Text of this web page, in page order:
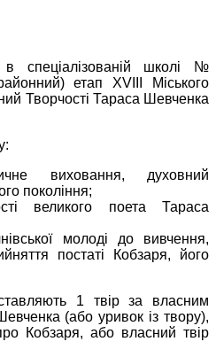
спеціалізованій школі №
етап ХVІІІ Міського
Творчості Тараса Шевченка
виховання, духовний
покоління;
великого поета Тараса
молоді до вивчення,
постаті Кобзаря, його
1 твір за власним
(або уривок із твору),
Кобзаря, або власний твір